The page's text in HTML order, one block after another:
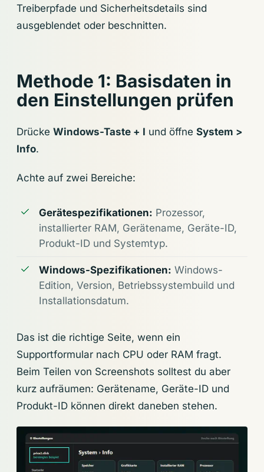
Treiberpfade und Sicherheitsdetails sind
ausgeblendet oder beschnitten.
Methode 1: Basisdaten in
den Einstellungen prüfen
Drücke Windows-Taste + I und öffne System >
Info.
Achte auf zwei Bereiche:
Gerätespezifikationen: Prozessor,
installierter RAM, Gerätename, Geräte-ID,
Produkt-ID und Systemtyp.
Windows-Spezifikationen: Windows-
Edition, Version, Betriebssystembuild und
Installationsdatum.
Das ist die richtige Seite, wenn ein
Supportformular nach CPU oder RAM fragt.
Beim Teilen von Screenshots solltest du aber
kurz aufräumen: Gerätename, Geräte-ID und
Produkt-ID können direkt daneben stehen.